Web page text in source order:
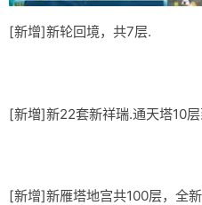
[新增]新轮回境，共7层.
[新増]新22套新祥瑞.通天塔10
[新增]新雁塔地宫共100层，全新